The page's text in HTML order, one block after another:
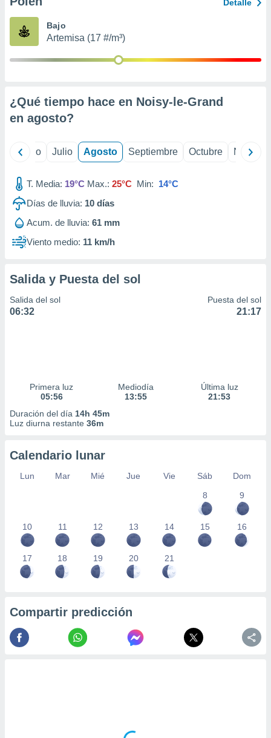
publicidad
1199
Detalle
Bajo
Artemisa (17 #/m³)
¿Qué tiempo hace en Noisy-le-Grand
en agosto?
Junio Julio Agosto Septiembre Octubre
T. Media: 19°C Max.: 25°C Min: 14°C
Días de lluvia: 10 días
Acum. de lluvia: 61 mm
Viento medio: 11 km/h
Salida y Puesta del sol
Salida del sol
06:32
Puesta del sol
21:17
Primera luz
05:56
Mediodía
13:55
Última luz
21:53
Duración del día 14h 45m
Luz diurna restante 36m
Calendario lunar
Lun Mar Mié Jue Vie Sáb
Dom
8
9
10 11 12 13 14 15 16
17 18 19 20 21
Compartir predicción